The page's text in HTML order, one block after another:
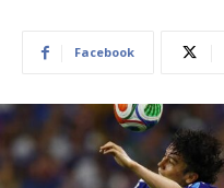
Facebook